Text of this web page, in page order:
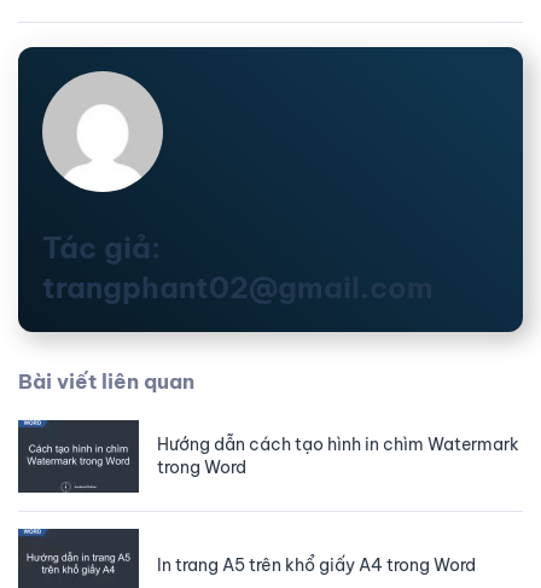
Tác giả:
trangphant02@gmail.com
Bài viết liên quan
Hướng dẫn cách tạo hình in chìm Watermark
trong Word
In trang A5 trên khổ giấy A4 trong Word